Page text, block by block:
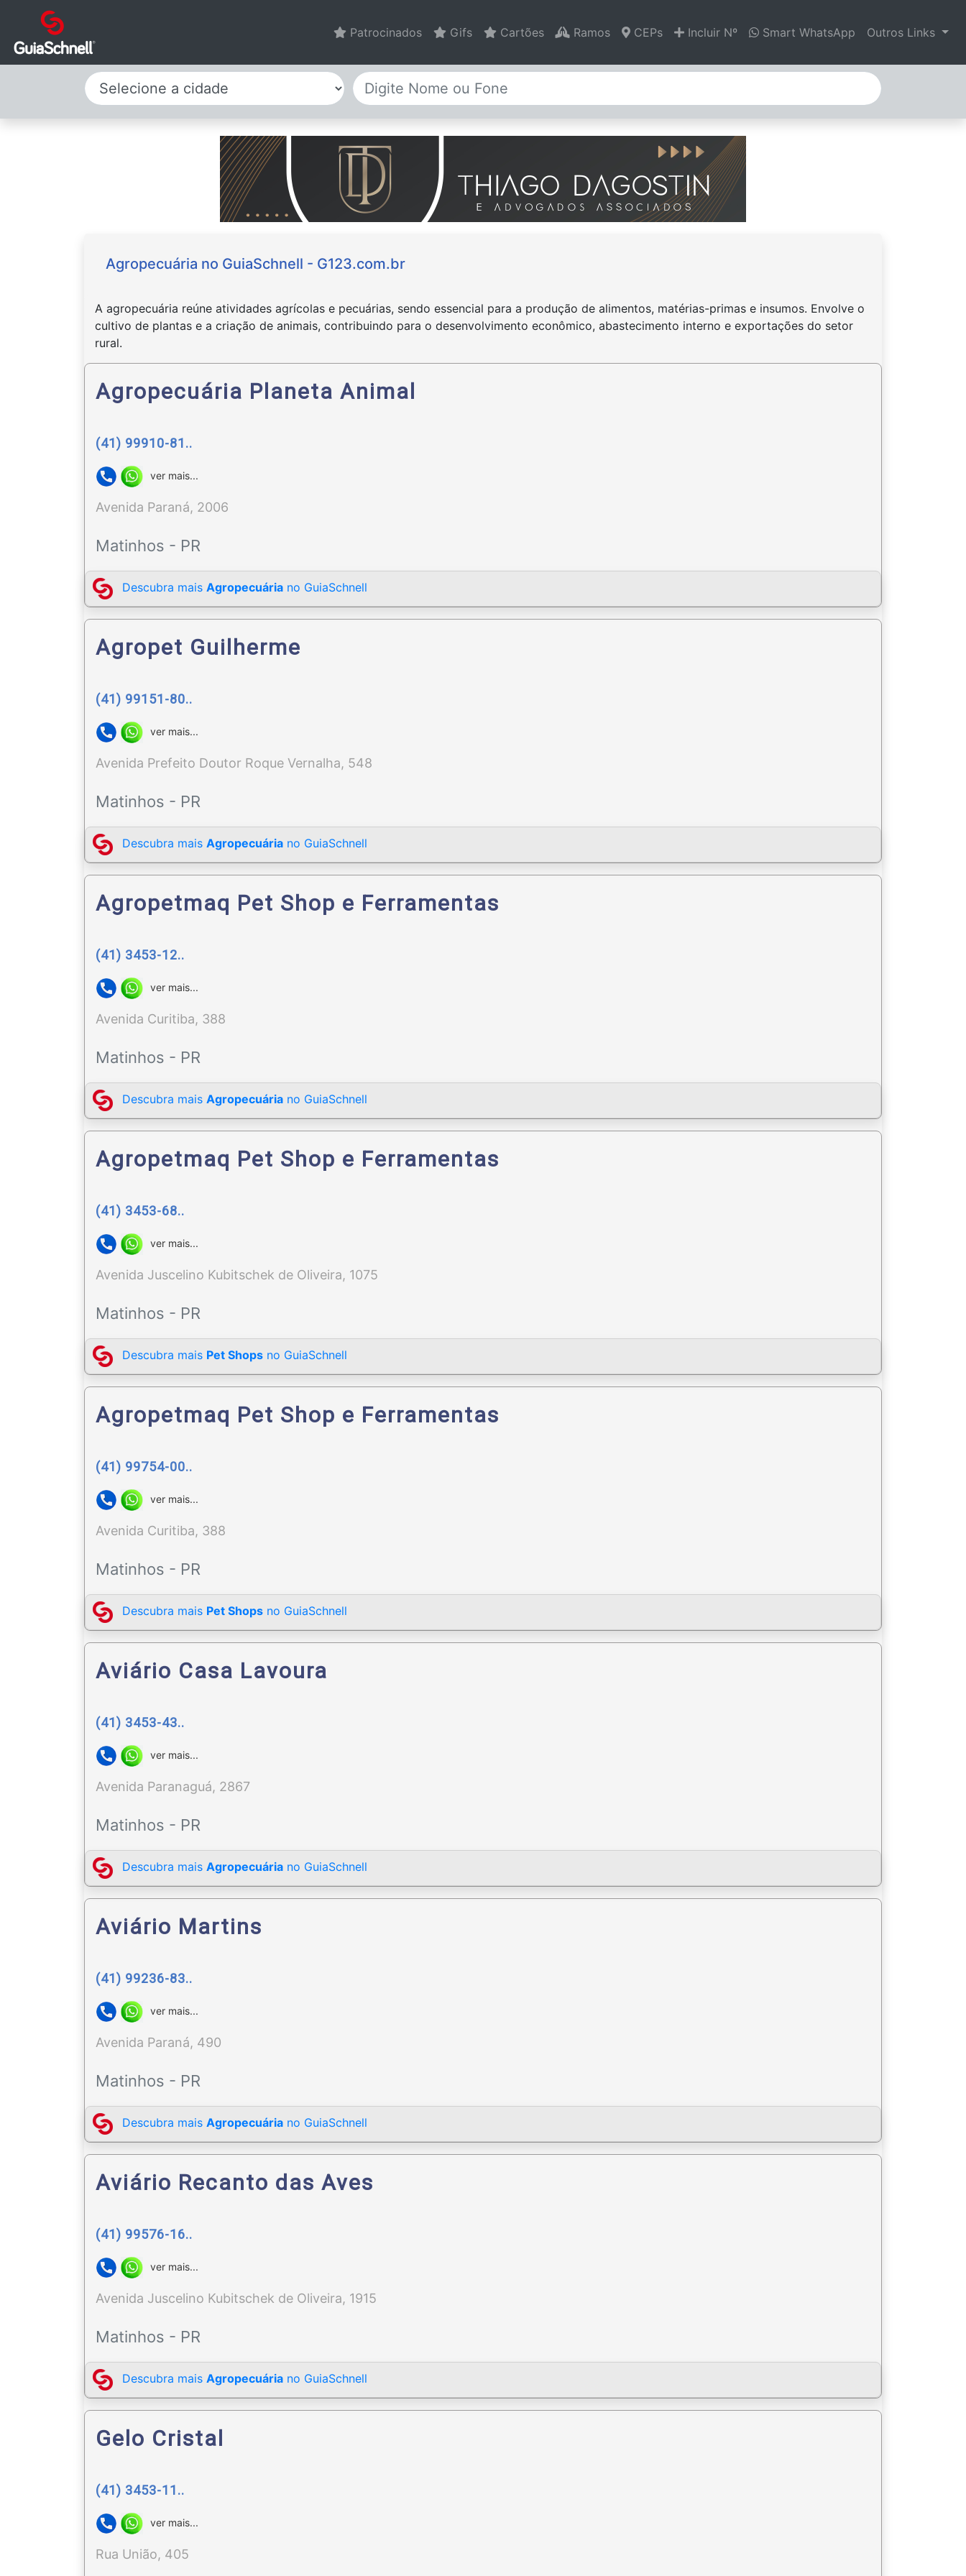
Patrocinados Gifs Cartões Ramos CEPs Incluir Nº Smart WhatsApp Outros Links
Selecione a cidade
Agropecuária no GuiaSchnell - G123.com.br
A agropecuária reúne atividades agrícolas e pecuárias, sendo essencial para a produção de alimentos, matérias-primas e insumos. Envolve o
cultivo de plantas e a criação de animais, contribuindo para o desenvolvimento econômico, abastecimento interno e exportações do setor
rural.
Agropecuária Planeta Animal
(41) 99910-81..
ver mais...
Avenida Paraná, 2006
Matinhos - PR
Descubra mais Agropecuária no GuiaSchnell
Agropet Guilherme
(41) 99151-80..
ver mais...
Avenida Prefeito Doutor Roque Vernalha, 548
Matinhos - PR
Descubra mais Agropecuária no GuiaSchnell
Agropetmaq Pet Shop e Ferramentas
(41) 3453-12..
ver mais...
Avenida Curitiba, 388
Matinhos - PR
Descubra mais Agropecuária no GuiaSchnell
Agropetmaq Pet Shop e Ferramentas
(41) 3453-68..
ver mais...
Avenida Juscelino Kubitschek de Oliveira, 1075
Matinhos - PR
Descubra mais Pet Shops no GuiaSchnell
Agropetmaq Pet Shop e Ferramentas
(41) 99754-00..
ver mais...
Avenida Curitiba, 388
Matinhos - PR
Descubra mais Pet Shops no GuiaSchnell
Aviário Casa Lavoura
(41) 3453-43..
ver mais...
Avenida Paranaguá, 2867
Matinhos - PR
Descubra mais Agropecuária no GuiaSchnell
Aviário Martins
(41) 99236-83..
ver mais...
Avenida Paraná, 490
Matinhos - PR
Descubra mais Agropecuária no GuiaSchnell
Aviário Recanto das Aves
(41) 99576-16..
ver mais...
Avenida Juscelino Kubitschek de Oliveira, 1915
Matinhos - PR
Descubra mais Agropecuária no GuiaSchnell
Gelo Cristal
(41) 3453-11..
ver mais...
Rua União, 405